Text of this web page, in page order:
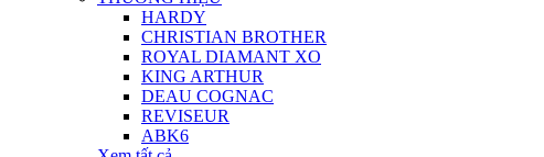
HARDY
CHRISTIAN BROTHER
ROYAL DIAMANT XO
KING ARTHUR
DEAU COGNAC
REVISEUR
ABK6